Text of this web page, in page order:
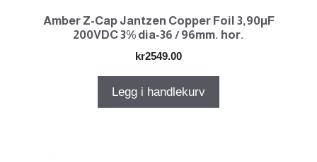
Amber Z-Cap Jantzen Copper Foil 3,90µF
200VDC 3% dia-36 / 96mm. hor.
kr2549.00
Legg i handlekurv